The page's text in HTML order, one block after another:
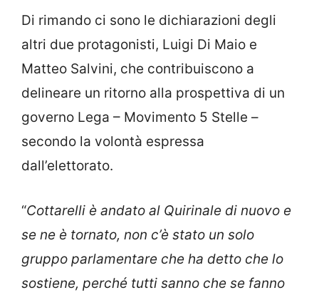
Di rimando ci sono le dichiarazioni degli
altri due protagonisti, Luigi Di Maio e
Matteo Salvini, che contribuiscono a
delineare un ritorno alla prospettiva di un
governo Lega – Movimento 5 Stelle –
secondo la volontà espressa
dall’elettorato.
“Cottarelli è andato al Quirinale di nuovo e
se ne è tornato, non c’è stato un solo
gruppo parlamentare che ha detto che lo
sostiene, perché tutti sanno che se fanno